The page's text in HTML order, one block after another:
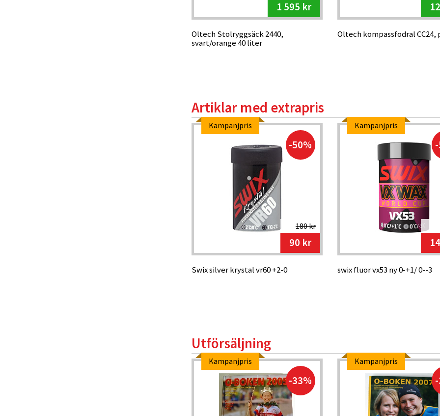
1 595 kr
Oltech Stolryggsäck 2440,
svart/orange 40 liter
Oltech kompassfodral
Artiklar med extrapris
Kampanjpris
-50%
180 kr
90 kr
Swix silver krystal vr60 +2-0
Kampanjpris
swix fluor vx53 ny 0-+1/ 0--3
Utförsäljning
Kampanjpris
-33%
Kampanjpris